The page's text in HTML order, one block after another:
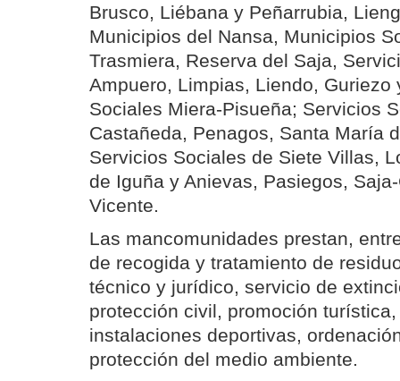
Brusco, Liébana y Peñarrubia,
Municipios del Nansa, Municipios
Trasmiera, Reserva del Saja,
Ampuero, Limpias, Liendo, Guriezo
Sociales Miera-Pisueña; Servicios
Castañeda, Penagos, Santa María
Servicios Sociales de Siete Villas,
de Iguña y Anievas, Pasiegos,
Vicente.
Las mancomunidades prestan,
de recogida y tratamiento de
técnico y jurídico, servicio de
protección civil, promoción
instalaciones deportivas,
protección del medio ambiente.